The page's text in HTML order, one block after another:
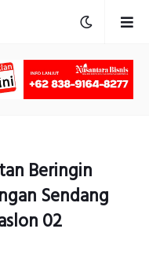
Beringin
Sendang
02